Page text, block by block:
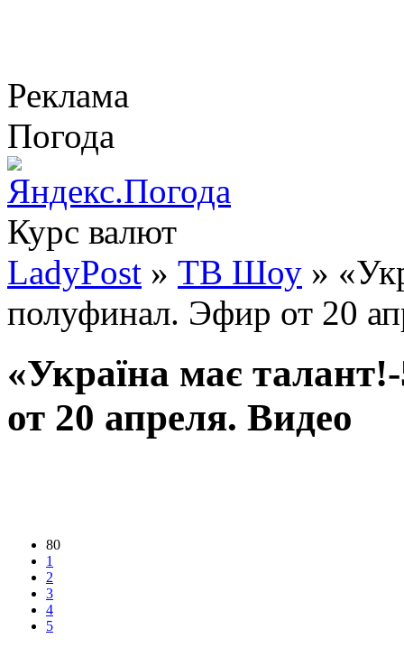
Реклама
Погода
Курс валют
LadyPost » ТВ Шоу »
полуфинал. Эфир от 20
«Україна має
от 20 апреля. Видео
80
1
2
3
4
5